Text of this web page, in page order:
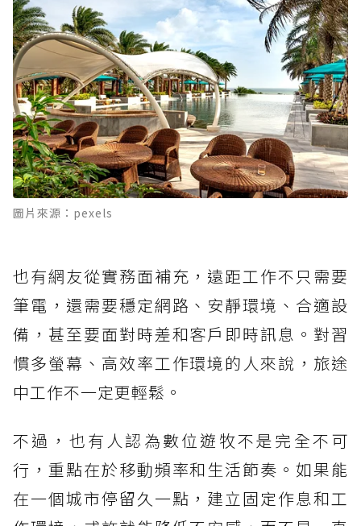
圖片來源：pexels
也有網友從實務面補充，遠距工作不只需要
筆電，還需要穩定網路、安靜環境、合適設
備，甚至要面對時差和客戶即時訊息。對習
慣多螢幕、高效率工作環境的人來說，旅途
中工作不一定更輕鬆。
不過，也有人認為數位遊牧不是完全不可
行，重點在於移動頻率和生活節奏。如果能
在一個城市停留久一點，建立固定作息和工